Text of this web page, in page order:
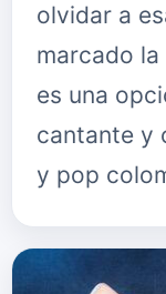
olvidar a
marcado
es una
cantante y
y pop